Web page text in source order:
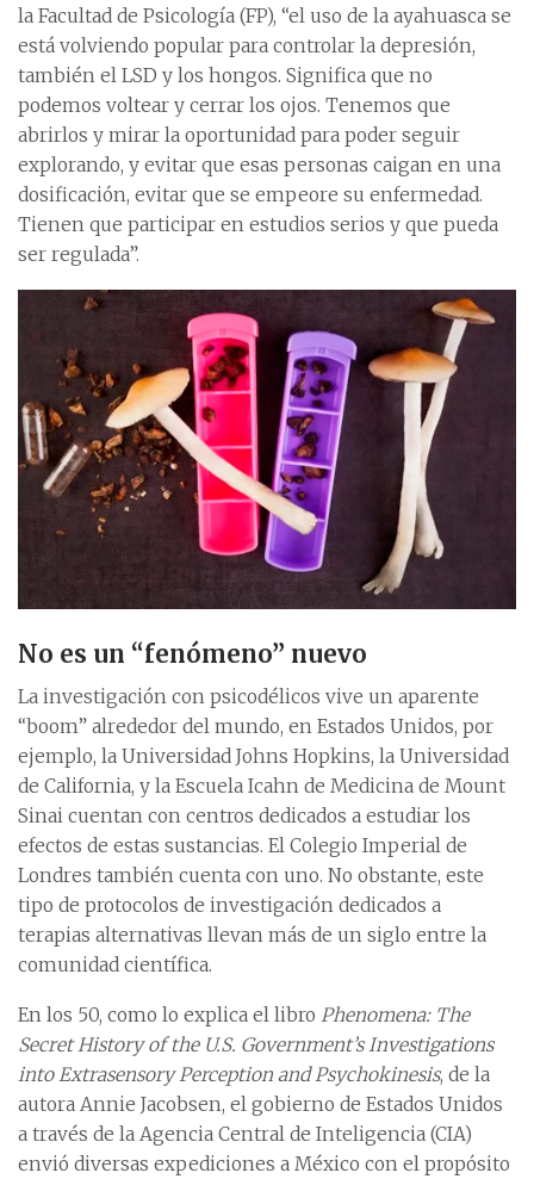
la Facultad de Psicología (FP), “el uso de la ayahuasca se
está volviendo popular para controlar la depresión,
también el LSD y los hongos. Significa que no
podemos voltear y cerrar los ojos. Tenemos que
abrirlos y mirar la oportunidad para poder seguir
explorando, y evitar que esas personas caigan en una
dosificación, evitar que se empeore su enfermedad.
Tienen que participar en estudios serios y que pueda
ser regulada”.
No es un “fenómeno” nuevo
La investigación con psicodélicos vive un aparente
“boom” alrededor del mundo, en Estados Unidos, por
ejemplo, la Universidad Johns Hopkins, la Universidad
de California, y la Escuela Icahn de Medicina de Mount
Sinai cuentan con centros dedicados a estudiar los
efectos de estas sustancias. El Colegio Imperial de
Londres también cuenta con uno. No obstante, este
tipo de protocolos de investigación dedicados a
terapias alternativas llevan más de un siglo entre la
comunidad científica.
En los 50, como lo explica el libro Phenomena: The
Secret History of the U.S. Government’s Investigations
into Extrasensory Perception and Psychokinesis, de la
autora Annie Jacobsen, el gobierno de Estados Unidos
a través de la Agencia Central de Inteligencia (CIA)
envió diversas expediciones a México con el propósito